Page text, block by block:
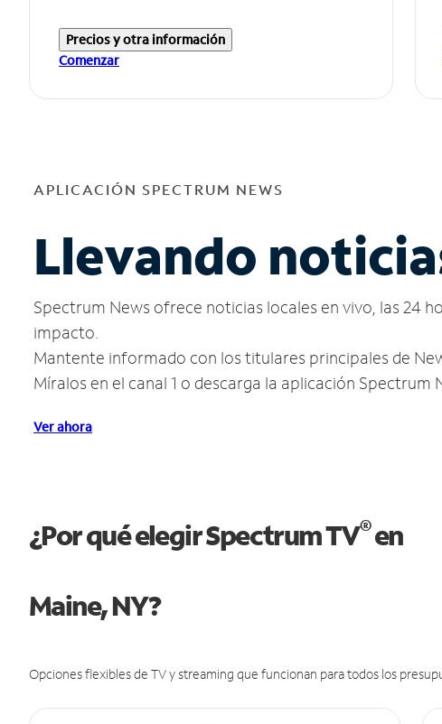
Precios y otra información
Comenzar
APLICACIÓN SPECTRUM NEWS
Llevando
Spectrum News ofrece noticias locales en vivo, las 24
impacto.
Mantente informado con los titulares principales de
Míralos en el canal 1 o descarga la aplicación Spectrum
Ver ahora
¿Por qué elegir Spectrum TV®en
Maine, NY?
Opciones flexibles de TV y streaming que funcionan para todos los